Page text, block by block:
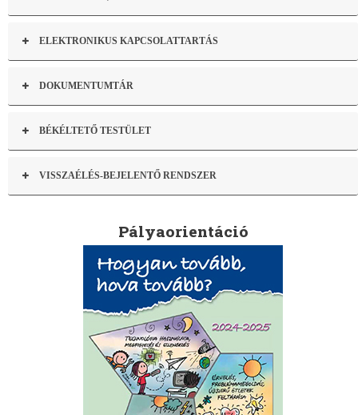
ELEKTRONIKUS KAPCSOLATTARTÁS
DOKUMENTUMTÁR
BÉKÉLTETŐ TESTÜLET
VISSZAÉLÉS-BEJELENTŐ RENDSZER
Pályaorientáció